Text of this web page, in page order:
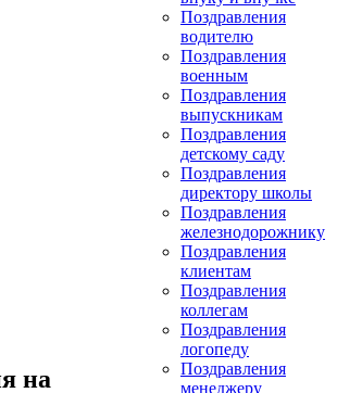
на
Поздравления
водителю
Поздравления
военным
Поздравления
выпускникам
Поздравления
детскому саду
Поздравления
директору школы
Поздравления
железнодорожнику
Поздравления
клиентам
Поздравления
коллегам
Поздравления
логопеду
Поздравления
менеджеру